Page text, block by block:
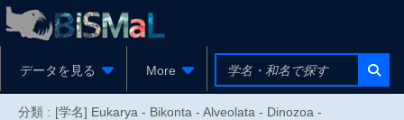
データを見る More
分類 : [学名] Eukarya - Bikonta - Alveolata - Dinozoa -